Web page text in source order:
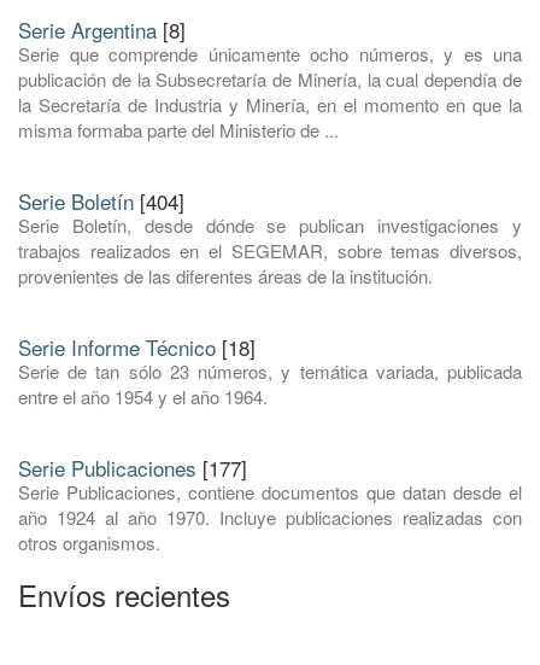
Serie Argentina [8]
Serie que comprende únicamente ocho números, y es una
publicación de la Subsecretaría de Minería, la cual dependía de
la Secretaría de Industria y Minería, en el momento en que la
misma formaba parte del Ministerio de ...
Serie Boletín [404]
Serie Boletín, desde dónde se publican investigaciones y
trabajos realizados en el SEGEMAR, sobre temas diversos,
provenientes de las diferentes áreas de la institución.
Serie Informe Técnico [18]
Serie de tan sólo 23 números, y temática variada, publicada
entre el año 1954 y el año 1964.
Serie Publicaciones [177]
Serie Publicaciones, contiene documentos que datan desde el
año 1924 al año 1970. Incluye publicaciones realizadas con
otros organismos.
Envíos recientes